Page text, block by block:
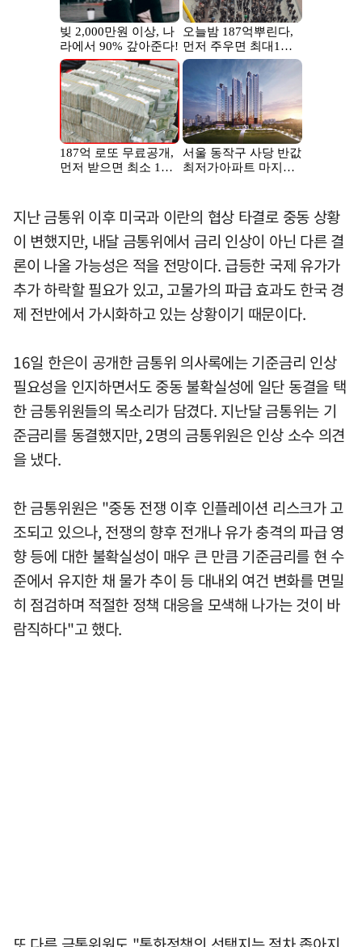
지난 금통위 이후 미국과 이란의 협상 타결로 중동 상황
이 변했지만, 내달 금통위에서 금리 인상이 아닌 다른 결
론이 나올 가능성은 적을 전망이다. 급등한 국제 유가가
추가 하락할 필요가 있고, 고물가의 파급 효과도 한국 경
제 전반에서 가시화하고 있는 상황이기 때문이다.
16일 한은이 공개한 금통위 의사록에는 기준금리 인상
필요성을 인지하면서도 중동 불확실성에 일단 동결을 택
한 금통위원들의 목소리가 담겼다. 지난달 금통위는 기
준금리를 동결했지만, 2명의 금통위원은 인상 소수 의견
을 냈다.
한 금통위원은 "중동 전쟁 이후 인플레이션 리스크가 고
조되고 있으나, 전쟁의 향후 전개나 유가 충격의 파급 영
향 등에 대한 불확실성이 매우 큰 만큼 기준금리를 현 수
준에서 유지한 채 물가 추이 등 대내외 여건 변화를 면밀
히 점검하며 적절한 정책 대응을 모색해 나가는 것이 바
람직하다"고 했다.